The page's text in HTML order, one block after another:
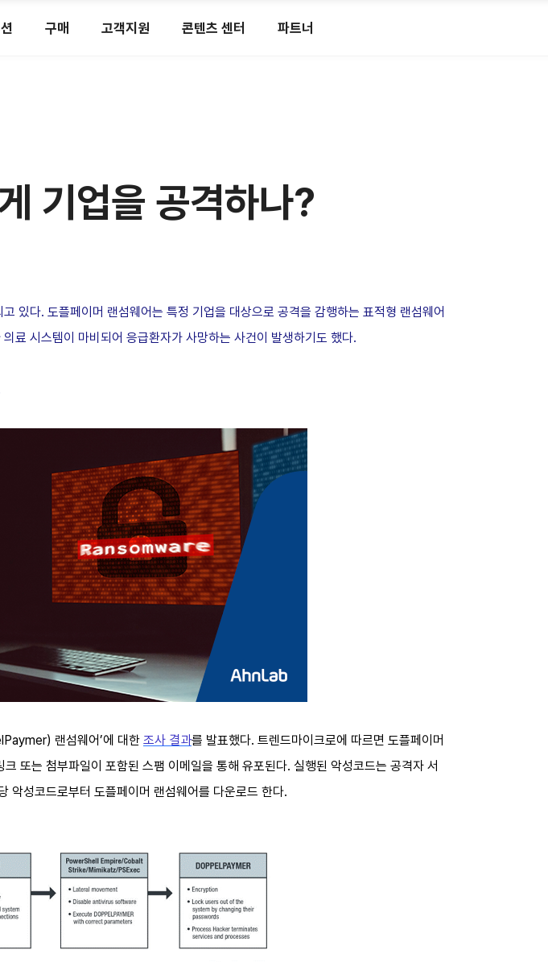
구매 고객지원 콘텐츠 센터 파트너
기업을 공격하나?
있다. 도플페이머 랜섬웨어는 특정 기업을 대상으로 공격을 감행하는 표적형 랜섬웨어
료 시스템이 마비되어 응급환자가 사망하는 사건이 발생하기도 했다.
랜섬웨어’에 대한 조사 결과를 발표했다. 트렌드마이크로에 따르면 도플페이머
또는 첨부파일이 포함된 스팸 이메일을 통해 유포된다. 실행된 악성코드는 공격자 서
성코드로부터 도플페이머 랜섬웨어를 다운로드 한다.